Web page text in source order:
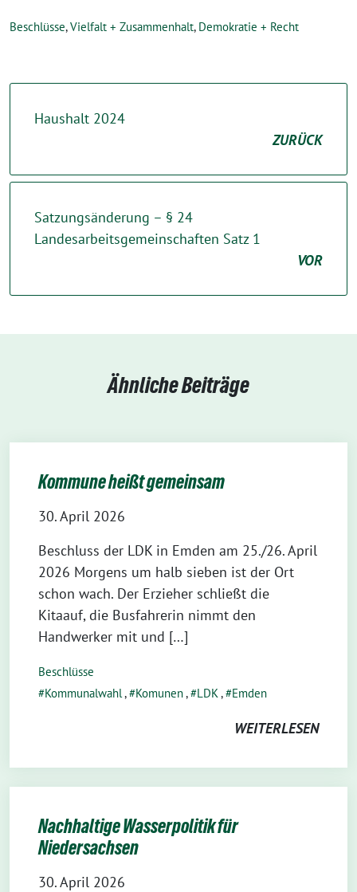
Beschlüsse,Vielfalt + Zusammenhalt, Demokratie + Recht
Haushalt 2024
ZURÜCK
Satzungsänderung – § 24
Landesarbeitsgemeinschaften Satz 1
VOR
Ähnliche Beiträge
Kommune heißt gemeinsam
30. April 2026
Beschluss der LDK in Emden am 25./26. April
2026 Morgens um halb sieben ist der Ort
schon wach. Der Erzieher schließt die
Kitaauf, die Busfahrerin nimmt den
Handwerker mit und […]
Beschlüsse
Kommunalwahl, Komunen, LDK, Emden
WEITERLESEN
Nachhaltige Wasserpolitik für
Niedersachsen
30. April 2026